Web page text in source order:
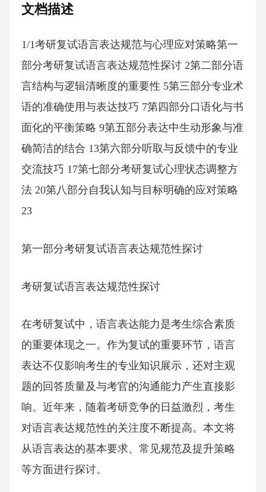
文档描述
1/1考研复试语言表达规范与心理应对策略第一
部分考研复试语言表达规范性探讨 2第二部分语
言结构与逻辑清晰度的重要性 5第三部分专业术
语的准确使用与表达技巧 7第四部分口语化与书
面化的平衡策略 9第五部分表达中生动形象与准
确简洁的结合 13第六部分听取与反馈中的专业
交流技巧 17第七部分考研复试心理状态调整方
法 20第八部分自我认知与目标明确的应对策略
23
第一部分考研复试语言表达规范性探讨
考研复试语言表达规范性探讨
在考研复试中，语言表达能力是考生综合素质
的重要体现之一。作为复试的重要环节，语言
表达不仅影响考生的专业知识展示，还对主观
题的回答质量及与考官的沟通能力产生直接影
响。近年来，随着考研竞争的日益激烈，考生
对语言表达规范性的关注度不断提高。本文将
从语言表达的基本要求、常见规范及提升策略
等方面进行探讨。